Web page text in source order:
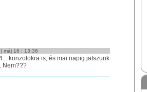
| máj 16 : 13:36
konzolokra is, és mai napig jatszunk
Nem???